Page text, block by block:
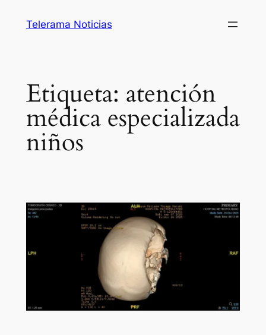
Telerama Noticias
Etiqueta: atención
médica especializada
niños